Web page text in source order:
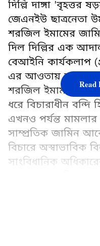
দিল্লি দাঙ্গা 'বৃহত্তর
জেএনইউ ছাত্রনেতা
শরজিল ইমামের
দিল দিল্লির এক
বেআইনি কার্যকলাপ
এর আওতায় তদন্ত
শরজিল ইমাম
ধরে বিচারাধীন বন্দি
এখনও পর্যন্ত
সাম্প্রতিক জামিন
বিচারে অস্বাভাবিক
সাংবিধানিক
Read